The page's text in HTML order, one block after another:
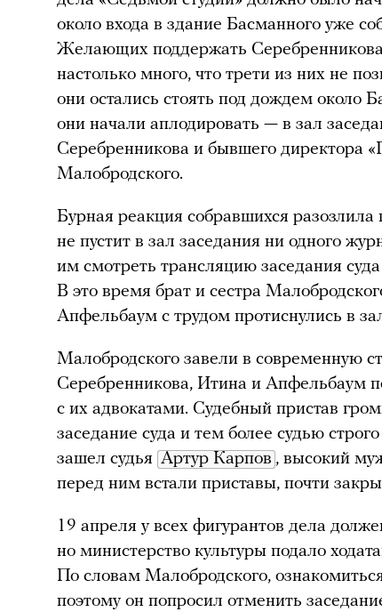
около входа в здание Басманного уже
Желающих поддержать Серебренникова
настолько много, что трети из них не
они остались стоять под дождем около
они начали аплодировать — в зал
Серебренникова и бывшего директора
Малобродского.
Бурная реакция собравшихся разозлила
не пустит в зал заседания ни одного
им смотреть трансляцию заседания
В это время брат и сестра
Апфельбаум с трудом протиснулись в
Малобродского завели в современную
Серебренникова, Итина и Апфельбаум
с их адвокатами. Судебный пристав
заседание суда и тем более судью
зашел судья Артур Карпов , высокий
перед ним встали приставы, почти
19 апреля у всех фигурантов дела
но министерство культуры подало
По словам Малобродского,
поэтому он попросил отменить